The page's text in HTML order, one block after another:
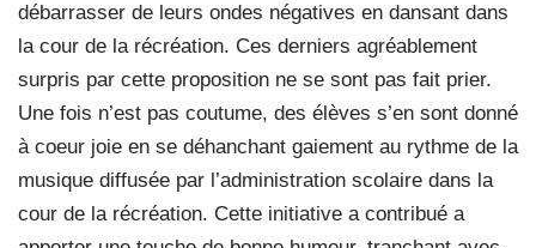
débarrasser de leurs ondes négatives en dansant dans
la cour de la récréation. Ces derniers agréablement
surpris par cette proposition ne se sont pas fait prier.
Une fois n’est pas coutume, des élèves s’en sont donné
à coeur joie en se déhanchant gaiement au rythme de la
musique diffusée par l’administration scolaire dans la
cour de la récréation. Cette initiative a contribué a